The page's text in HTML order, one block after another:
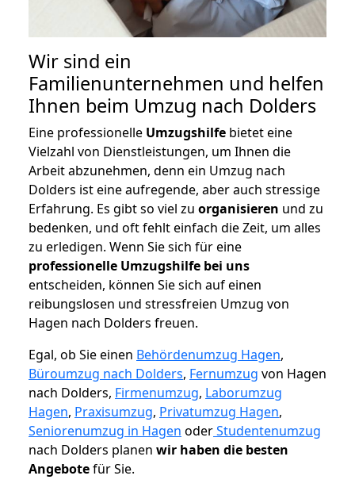
Wir sind ein
Familienunternehmen und helfen
Ihnen beim Umzug nach Dolders
Eine professionelle Umzugshilfe bietet eine
Vielzahl von Dienstleistungen, um Ihnen die
Arbeit abzunehmen, denn ein Umzug nach
Dolders ist eine aufregende, aber auch stressige
Erfahrung. Es gibt so viel zu organisieren und zu
bedenken, und oft fehlt einfach die Zeit, um alles
zu erledigen. Wenn Sie sich für eine
professionelle Umzugshilfe bei uns
entscheiden, können Sie sich auf einen
reibungslosen und stressfreien Umzug von
Hagen nach Dolders freuen.
Egal, ob Sie einen Behördenumzug Hagen,
Büroumzug nach Dolders, Fernumzug von Hagen
nach Dolders, Firmenumzug, Laborumzug
Hagen, Praxisumzug, Privatumzug Hagen,
Seniorenumzug in Hagen oderStudentenumzug
nach Dolders planen wir haben die besten
Angebotefür Sie.